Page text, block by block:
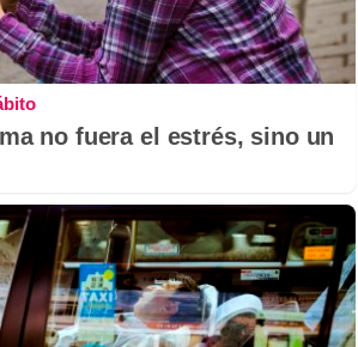
no fuera el estrés, sino un